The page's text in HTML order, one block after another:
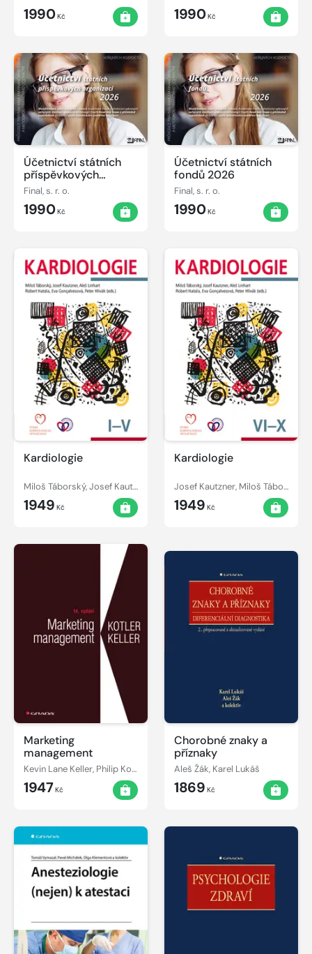
1990Kč 1990Kč
Účetnictví státních
příspěvkových
organizací 2026
Final, s. r. o.
1990Kč
Účetnictví státních
fondů 2026
Final, s. r. o.
1990Kč
Kardiologie
Miloš Táborský, Josef Kautzner, Aleš Linhart
1949 Kč
Kardiologie
Josef Kautzner, Miloš Táborský, Aleš Linhart
1949 Kč
Marketing
management
Kevin Lane Keller, Philip Kotler
1947Kč
Chorobné znaky a
příznaky
Aleš Žák, Karel Lukáš
1869 Kč